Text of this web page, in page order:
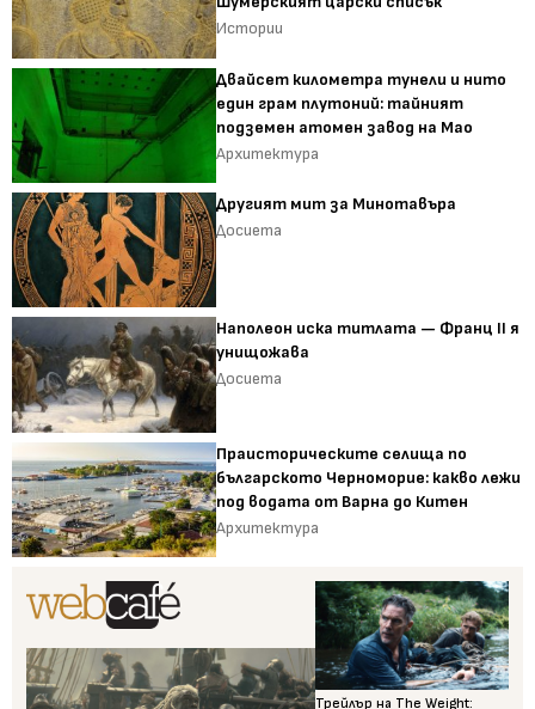
Истории
Двайсет километра тунели и нито
един грам плутоний: тайният
подземен атомен завод на Мао
Архитектура
Другият мит за Минотавъра
Досиета
Наполеон иска титлата — Франц II я
унищожава
Досиета
Праисторическите селища по
българското Черноморие: какво лежи
под водата от Варна до Китен
Архитектура
Трейлър на The Weight: